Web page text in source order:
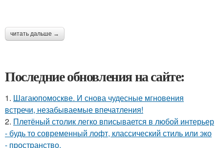
читать дальше →
Последние обновления на сайте:
1. Шагаюпомоскве. И снова чудесные мгновения
встречи, незабываемые впечатления!
2. Плетёный столик легко вписывается в любой интерьер
- будь то современный лофт, классический стиль или эко
- пространство.